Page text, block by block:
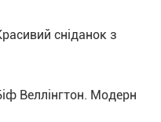
сніданок з
Веллінгтон. Модерн